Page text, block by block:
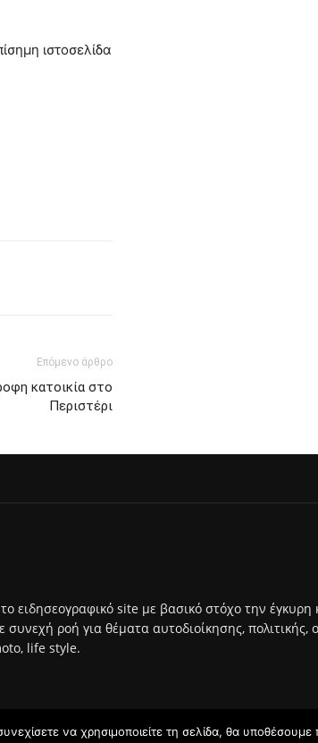
ιστοσελίδα
Επόμενο άρθρο
κατοικία στο
Περιστέρι
ειδησεογραφικό site με βασικό στόχο την έγκυρη
ροή για θέματα αυτοδιοίκησης, πολιτικής,
life style.
να χρησιμοποιείτε τη σελίδα, θα υποθέσουμε